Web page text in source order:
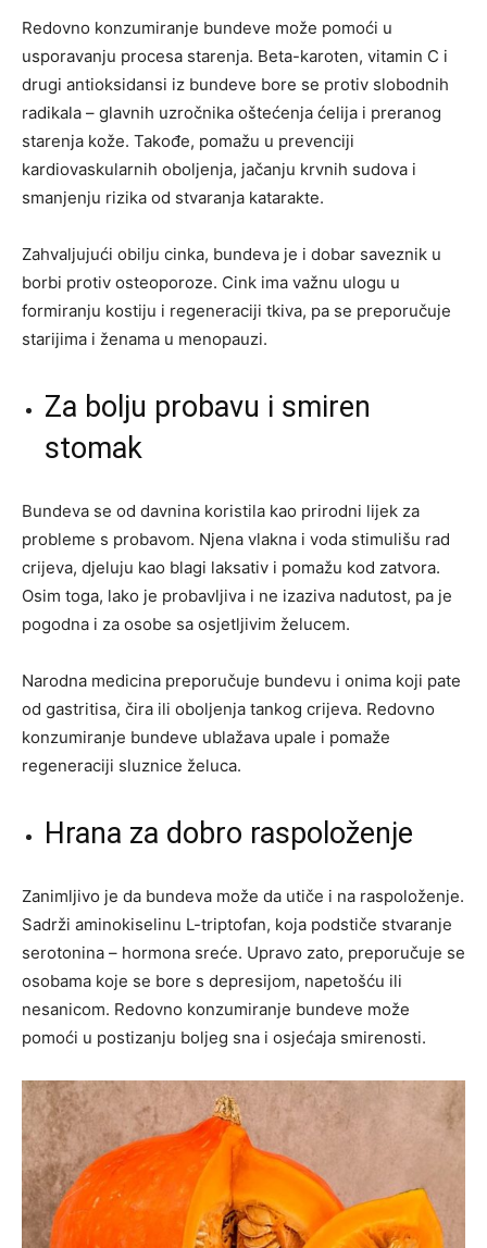
Redovno konzumiranje bundeve može pomoći u
usporavanju procesa starenja. Beta-karoten, vitamin C i
drugi antioksidansi iz bundeve bore se protiv slobodnih
radikala – glavnih uzročnika oštećenja ćelija i preranog
starenja kože. Takođe, pomažu u prevenciji
kardiovaskularnih oboljenja, jačanju krvnih sudova i
smanjenju rizika od stvaranja katarakte.
Zahvaljujući obilju cinka, bundeva je i dobar saveznik u
borbi protiv osteoporoze. Cink ima važnu ulogu u
formiranju kostiju i regeneraciji tkiva, pa se preporučuje
starijima i ženama u menopauzi.
Za bolju probavu i smiren
stomak
Bundeva se od davnina koristila kao prirodni lijek za
probleme s probavom. Njena vlakna i voda stimulišu rad
crijeva, djeluju kao blagi laksativ i pomažu kod zatvora.
Osim toga, lako je probavljiva i ne izaziva nadutost, pa je
pogodna i za osobe sa osjetljivim želucem.
Narodna medicina preporučuje bundevu i onima koji pate
od gastritisa, čira ili oboljenja tankog crijeva. Redovno
konzumiranje bundeve ublažava upale i pomaže
regeneraciji sluznice želuca.
Hrana za dobro raspoloženje
Zanimljivo je da bundeva može da utiče i na raspoloženje.
Sadrži aminokiselinu L-triptofan, koja podstiče stvaranje
serotonina – hormona sreće. Upravo zato, preporučuje se
osobama koje se bore s depresijom, napetošću ili
nesanicom. Redovno konzumiranje bundeve može
pomoći u postizanju boljeg sna i osjećaja smirenosti.